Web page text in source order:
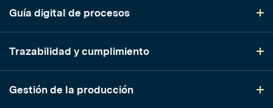
Guía digital de procesos
Trazabilidad y cumplimiento
Gestión de la producción